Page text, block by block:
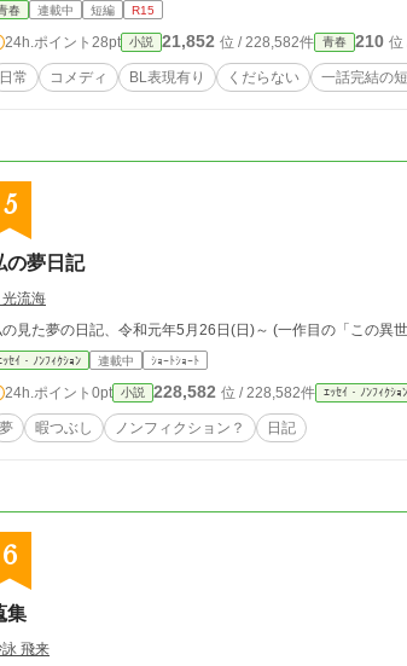
春 連載中 短編 R15
24h.ポイント 28pt 小説 21,852 位 / 228,582件 青春 210 位
日常 コメディ BL表現有り くだらない 一話完結の
5
の夢日記
流海
私の見た夢の日記、令和元年5月
ｯｾｲ・ﾉﾝﾌｨｸｼｮﾝ 連載中 ｼｮｰﾄｼｮｰﾄ
24h.ポイント 0pt 小説 228,582 位 / 228,582件 ｴｯｾｲ・ﾉﾝﾌｨｸｼｮﾝ
夢 暇つぶし ノンフィクション？ 日記
6
集
飛来